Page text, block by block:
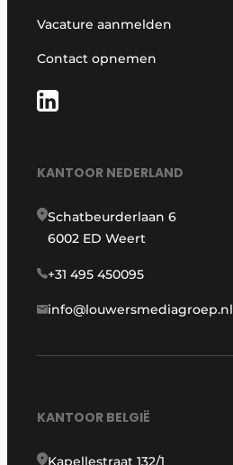
Vacature aanmelden
Contact opnemen
KANTOOR NEDERLAND
Schatbeurderlaan 6
6002 ED Weert
+31 495 450095
info@louwersmediagroep.nl
KANTOOR BELGIË
Kapellestraat 132/1